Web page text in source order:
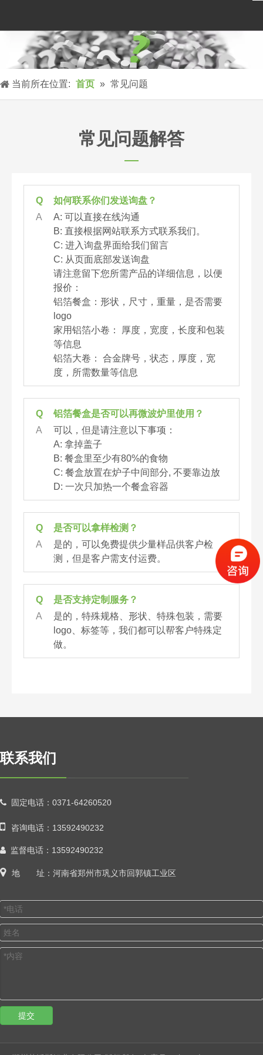
当前所在位置: 首页 » 常见问题
常见问题解答
Q
如何联系你们发送询盘？
A
A: 可以直接在线沟通
B: 直接根据网站联系方式联系我们。
C: 进入询盘界面给我们留言
C: 从页面底部发送询盘
请注意留下您所需产品的详细信息，以便
报价：
铝箔餐盒：形状，尺寸，重量，是否需要
logo
家用铝箔小卷： 厚度，宽度，长度和包装
等信息
铝箔大卷： 合金牌号，状态，厚度，宽
度，所需数量等信息
Q
铝箔餐盒是否可以再微波炉里使用？
A
可以，但是请注意以下事项：
A: 拿掉盖子
B: 餐盒里至少有80%的食物
C: 餐盒放置在炉子中间部分, 不要靠边放
D: 一次只加热一个餐盒容器
Q
是否可以拿样检测？
A
是的，可以免费提供少量样品供客户检
测，但是客户需支付运费。
Q
是否支持定制服务？
A
是的，特殊规格、形状、特殊包装，需要
logo、标签等，我们都可以帮客户特殊定
做。
联系我们
 固定电话 ：0371-64260520
 咨询电话：13592490232
 监督电话：13592490232
 地 址：河南省郑州市巩义市回郭镇工业区
提交